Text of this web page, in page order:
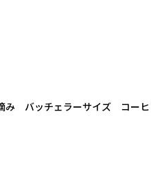
み バッチェラーサイズ コーヒ